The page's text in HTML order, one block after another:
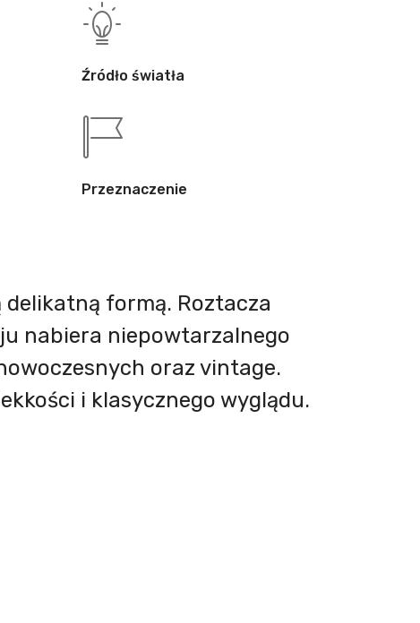
Źródło światła
Przeznaczenie
delikatną formą. Roztacza
nabiera niepowtarzalnego
oraz vintage.
i klasycznego wyglądu.